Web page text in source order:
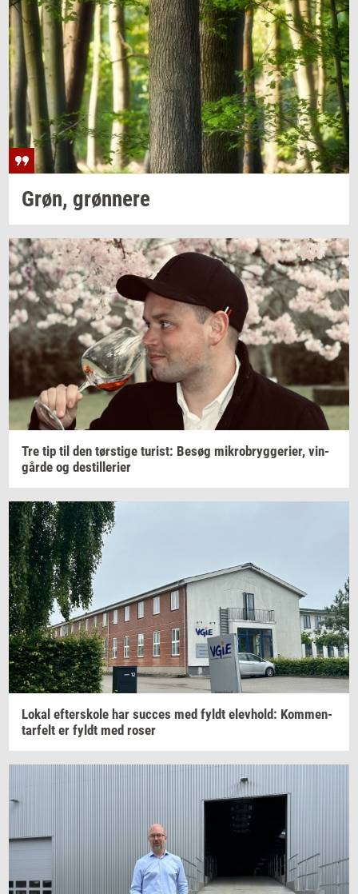
Grøn, grøn­ne­re
Tre tip til den tørsti­ge turist: Besøg mi­kro­bryg­ge­ri­er, vin­
går­de og destil­le­ri­er
Lokal ef­ter­sko­le har suc­ces med fyldt elev­hold: Kom­men­
tar­felt er fyldt med roser